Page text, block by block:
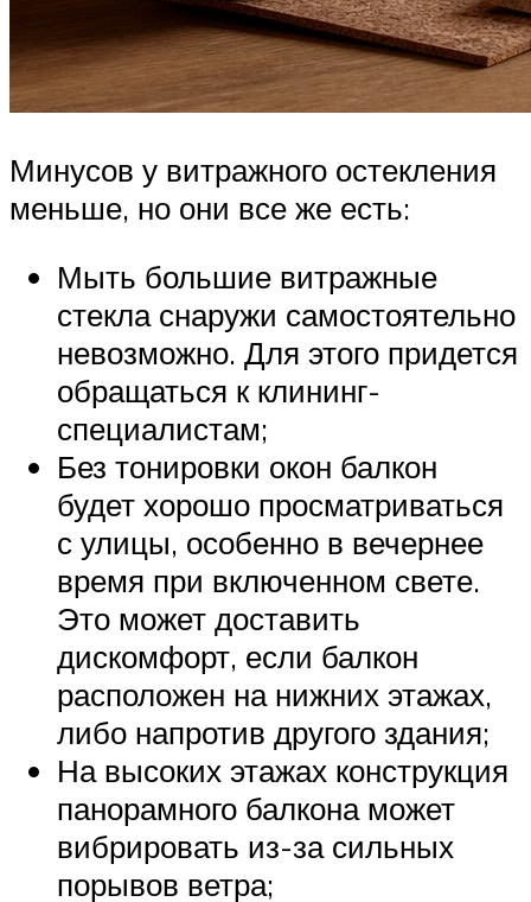
Минусов у витражного остекления
меньше, но они все же есть:
Мыть большие витражные
стекла снаружи самостоятельно
невозможно. Для этого придется
обращаться к клининг-
специалистам;
Без тонировки окон балкон
будет хорошо просматриваться
с улицы, особенно в вечернее
время при включенном свете.
Это может доставить
дискомфорт, если балкон
расположен на нижних этажах,
либо напротив другого здания;
На высоких этажах конструкция
панорамного балкона может
вибрировать из-за сильных
порывов ветра;